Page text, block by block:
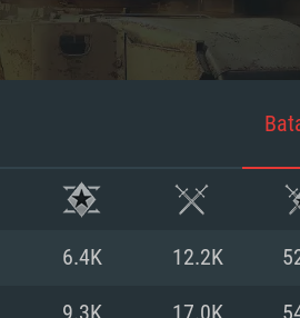
6.4K 12.2K
9.3K 17.0K